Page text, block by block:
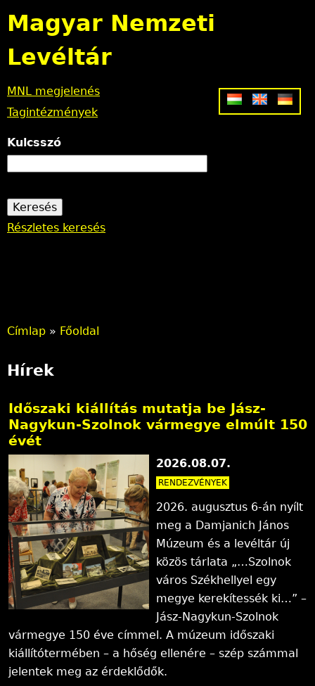
Jump to navigation
Magyar Nemzeti
Levéltár
Kulcsszó
Részletes keresés
MNL megjelenés
Tagintézmények
e
l
e
n
l
e
g
i
h
e
l
y
Címlap » Főoldal
Hírek
Időszaki kiállítás mutatja be Jász-
Nagykun-Szolnok vármegye elmúlt 150
évét
2026.08.07.
RENDEZVÉNYEK
2026. augusztus 6-án nyílt
meg a Damjanich János
Múzeum és a levéltár új
közös tárlata „…Szolnok
város Székhellyel egy
megye kerekítessék ki…” –
Jász-Nagykun-Szolnok
vármegye 150 éve címmel. A múzeum időszaki
kiállítótermében – a hőség ellenére – szép számmal
jelentek meg az érdeklődők.